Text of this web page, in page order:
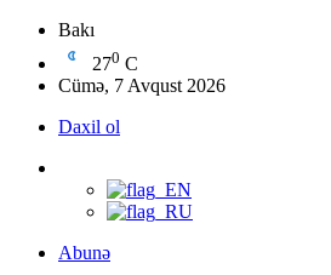
Bakı
270 C
Cümə, 7 Avqust 2026
Daxil ol
Abunə